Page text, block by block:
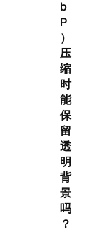
b
P
）
压
缩
时
能
保
留
透
明
背
景
吗
？